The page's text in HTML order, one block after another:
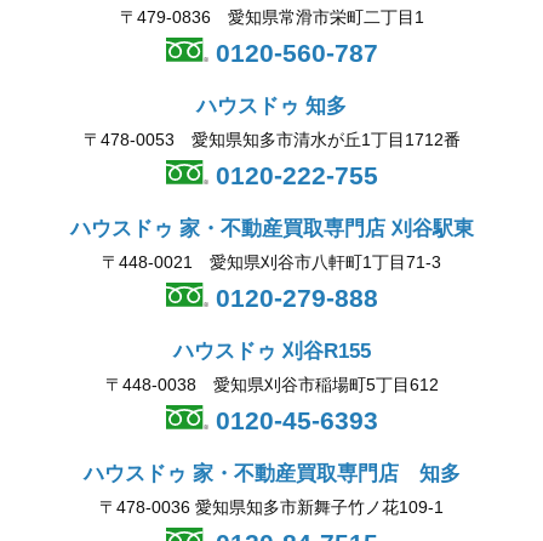
〒479-0836 愛知県常滑市栄町二丁目1
0120-560-787
ハウスドゥ 知多
〒478-0053 愛知県知多市清水が丘1丁目1712番
0120-222-755
ハウスドゥ 家・不動産買取専門店 刈谷駅東
〒448-0021 愛知県刈谷市八軒町1丁目71-3
0120-279-888
ハウスドゥ 刈谷R155
〒448-0038 愛知県刈谷市稲場町5丁目612
0120-45-6393
ハウスドゥ 家・不動産買取専門店 知多
〒478-0036 愛知県知多市新舞子竹ノ花109-1